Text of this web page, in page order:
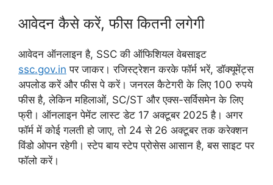
आवेदन कैसे करें, फीस कितनी लगेगी
आवेदन ऑनलाइन है, SSC की ऑफिशियल वेबसाइट
ssc.gov.in पर जाकर। रजिस्ट्रेशन करके फॉर्म भरें, डॉक्यूमेंट्स
अपलोड करें और फीस पे करें। जनरल कैटेगरी के लिए 100 रुपये
फीस है, लेकिन महिलाओं, SC/ST और एक्स-सर्विसमेन के लिए
फ्री। ऑनलाइन पेमेंट लास्ट डेट 17 अक्टूबर 2025 है। अगर
फॉर्म में कोई गलती हो जाए, तो 24 से 26 अक्टूबर तक करेक्शन
विंडो ओपन रहेगी। स्टेप बाय स्टेप प्रोसेस आसान है, बस साइट पर
फॉलो करें।